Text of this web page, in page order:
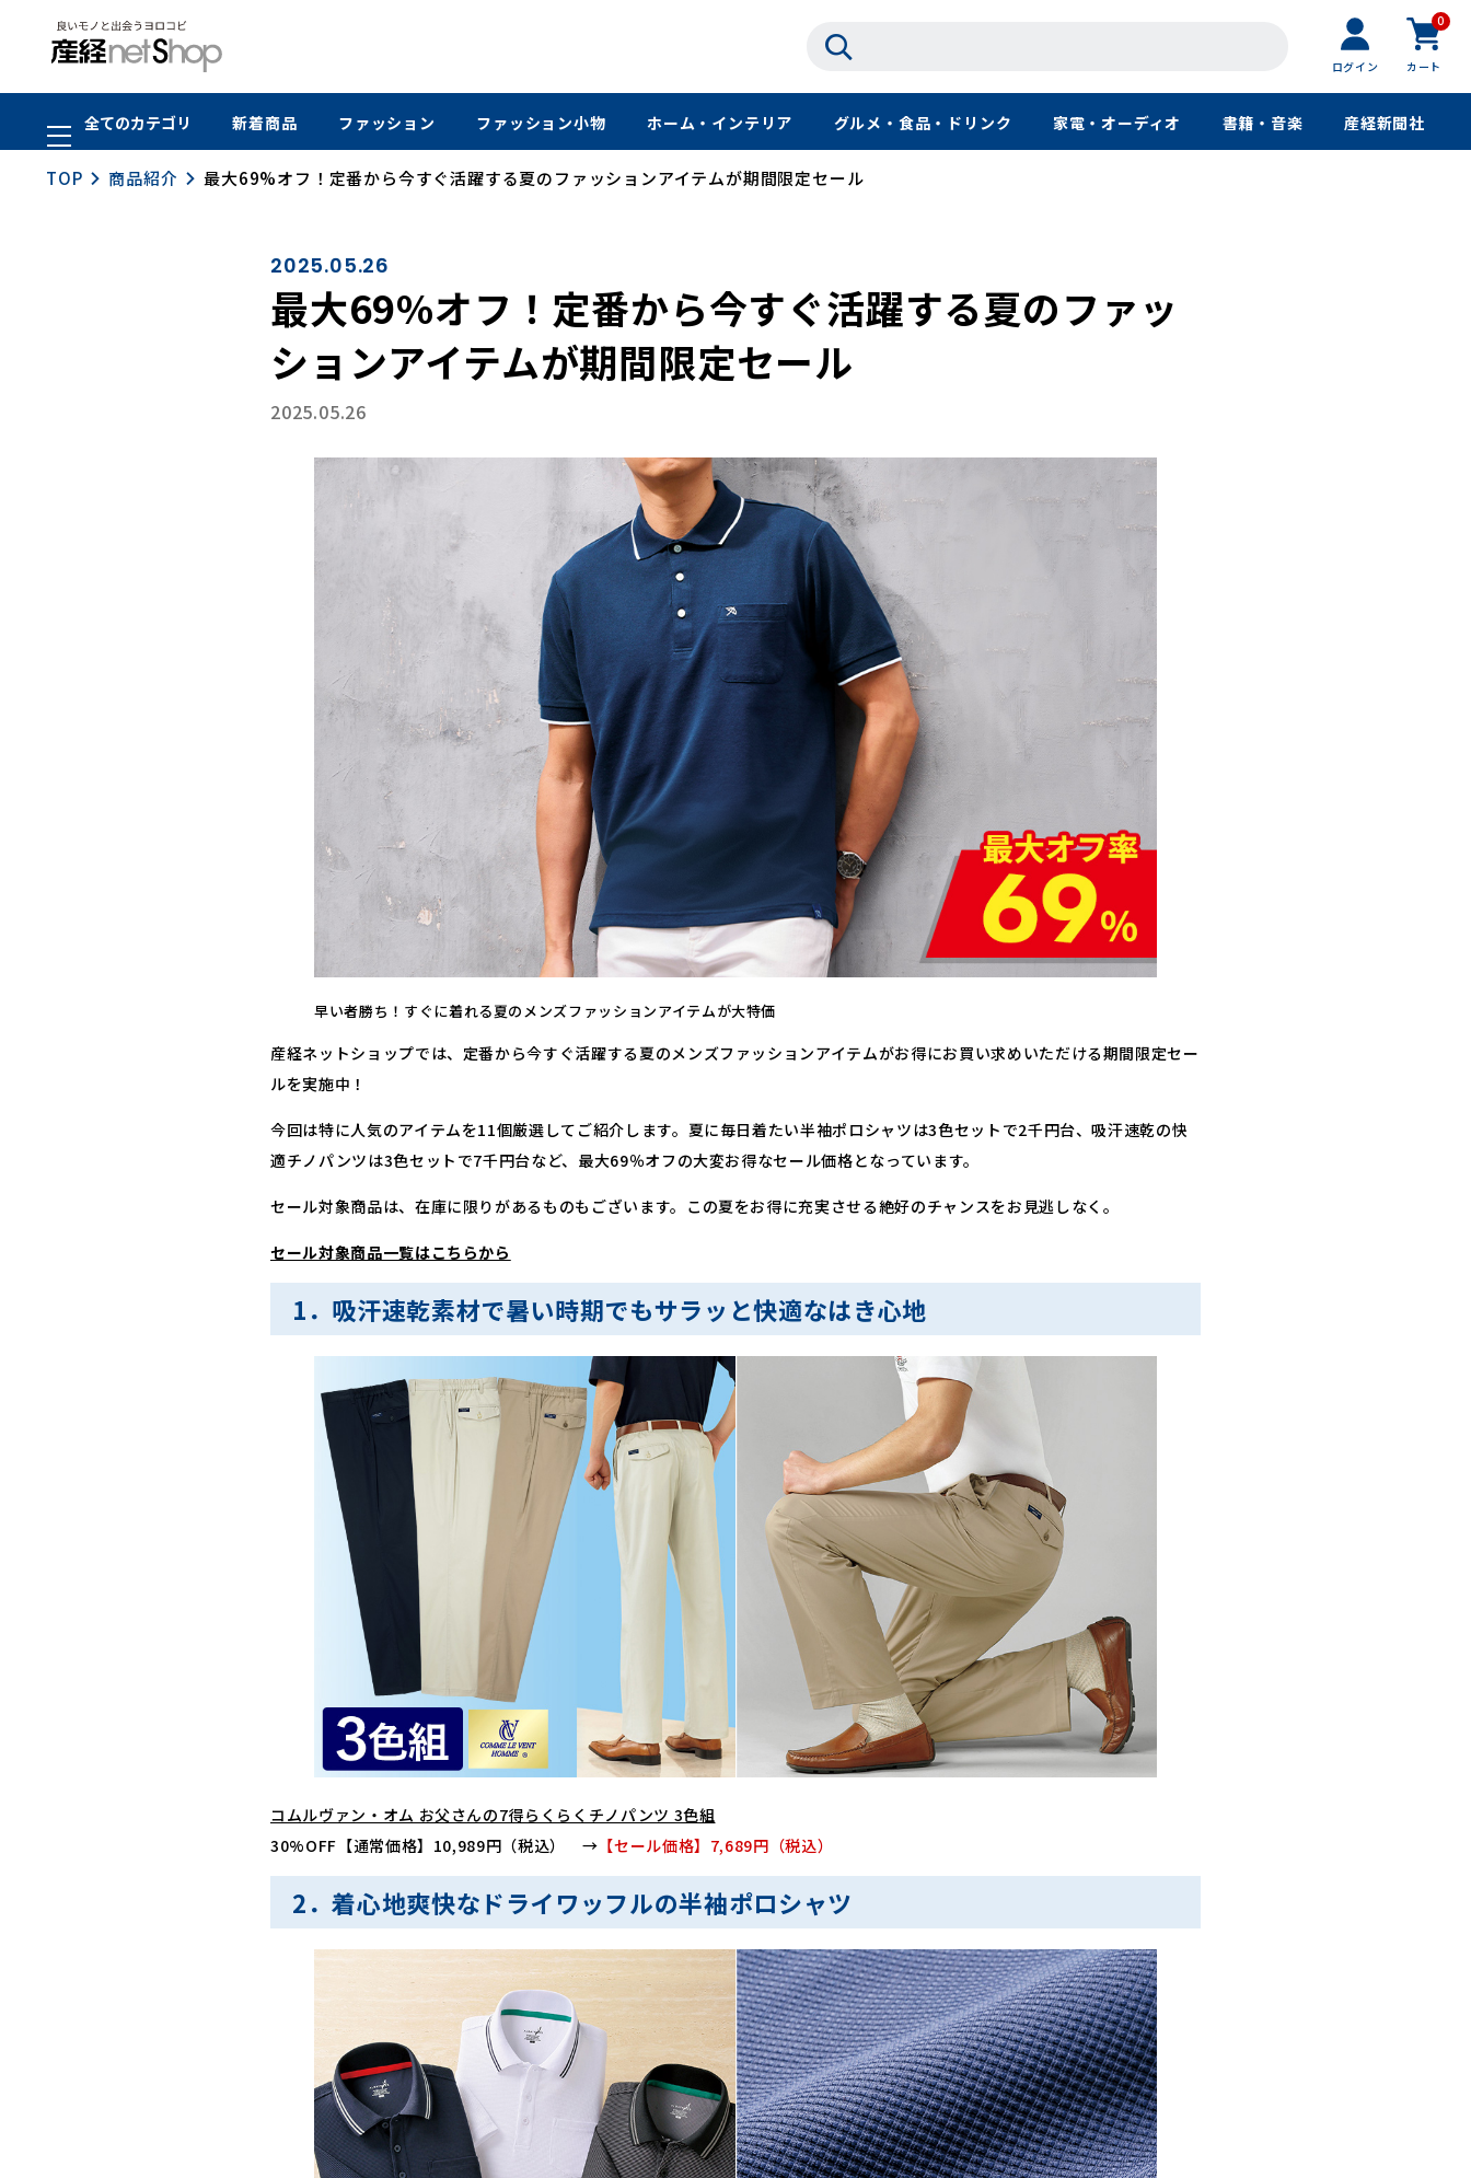
ログイン
0
カート
全てのカテゴリ 新着商品 ファッション ファッション小物 ホーム・インテリア グルメ・食品・ドリンク 家電・オーディオ 書籍・音楽 産経新聞社
TOP 商品紹介 最大69%オフ！定番から今すぐ活躍する夏のファッションアイテムが期間限定セール
2025.05.26
最大69%オフ！定番から今すぐ活躍する夏のファッ
ションアイテムが期間限定セール
2025.05.26
早い者勝ち！すぐに着れる夏のメンズファッションアイテムが大特価
産経ネットショップでは、定番から今すぐ活躍する夏のメンズファッションアイテムがお得にお買い求めいただける期間限定セー
ルを実施中！
今回は特に人気のアイテムを11個厳選してご紹介します。夏に毎日着たい半袖ポロシャツは3色セットで2千円台、吸汗速乾の快
適チノパンツは3色セットで7千円台など、最大69％オフの大変お得なセール価格となっています。
セール対象商品は、在庫に限りがあるものもございます。この夏をお得に充実させる絶好のチャンスをお見逃しなく。
セール対象商品一覧はこちらから
1．吸汗速乾素材で暑い時期でもサラッと快適なはき心地
コムルヴァン・オム お父さんの7得らくらくチノパンツ 3色組
30%OFF【通常価格】10,989円（税込） → 【セール価格】7,689円（税込）
2．着心地爽快なドライワッフルの半袖ポロシャツ